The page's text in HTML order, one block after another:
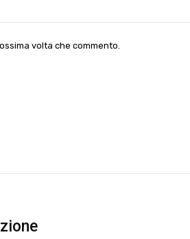
volta che commento.